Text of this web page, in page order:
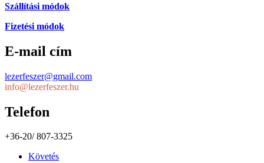
Szállítási módok
Fizetési módok
E-mail cím
lezerfeszer@gmail.com
info@lezerfeszer.hu
Telefon
+36-20/ 807-3325
Követés